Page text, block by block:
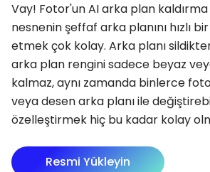
Vay! Fotor'un AI arka plan
nesnenin şeffaf arka planını hızlı
etmek çok kolay. Arka planı
arka plan rengini sadece beyaz
kalmaz, aynı zamanda binlerce
veya desen arka planı ile
özelleştirmek hiç bu kadar kolay
Resmi Yükleyin